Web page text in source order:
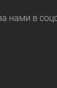
нами в